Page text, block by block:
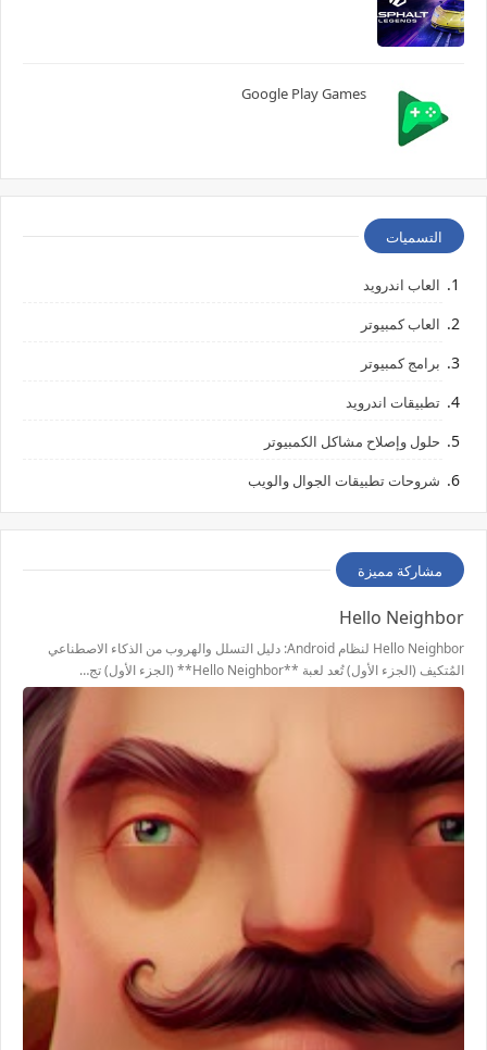
Google Play Games
التسميات
العاب اندرويد
العاب كمبيوتر
برامج كمبيوتر
تطبيقات اندرويد
حلول وإصلاح مشاكل الكمبيوتر
شروحات تطبيقات الجوال والويب
مشاركة مميزة
Hello Neighbor
Hello Neighbor لنظام Android: دليل التسلل والهروب من الذكاء الاصطناعي
المُتكيف (الجزء الأول) تُعد لعبة **Hello Neighbor** (الجزء الأول) تج…